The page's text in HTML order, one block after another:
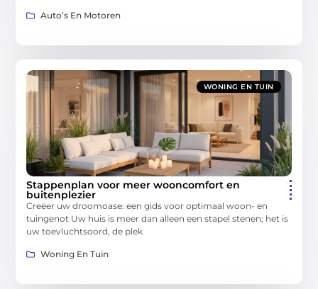
Auto’s En Motoren
WONING EN TUIN
Stappenplan voor meer wooncomfort en
buitenplezier
Creëer uw droomoase: een gids voor optimaal woon- en
tuingenot Uw huis is meer dan alleen een stapel stenen; het is
uw toevluchtsoord, de plek
Woning En Tuin